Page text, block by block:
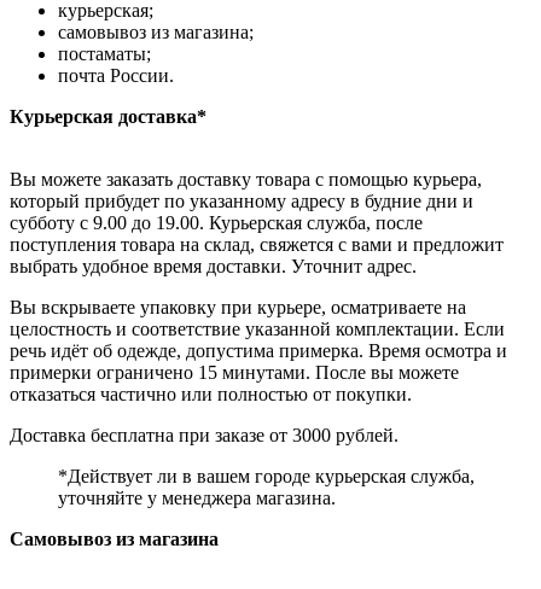
курьерская;
самовывоз из магазина;
постаматы;
почта России.
Курьерская доставка*
Вы можете заказать доставку товара с помощью курьера,
который прибудет по указанному адресу в будние дни и
субботу с 9.00 до 19.00. Курьерская служба, после
поступления товара на склад, свяжется с вами и предложит
выбрать удобное время доставки. Уточнит адрес.
Вы вскрываете упаковку при курьере, осматриваете на
целостность и соответствие указанной комплектации. Если
речь идёт об одежде, допустима примерка. Время осмотра и
примерки ограничено 15 минутами. После вы можете
отказаться частично или полностью от покупки.
Доставка бесплатна при заказе от 3000 рублей.
*Действует ли в вашем городе курьерская служба,
уточняйте у менеджера магазина.
Самовывоз из магазина